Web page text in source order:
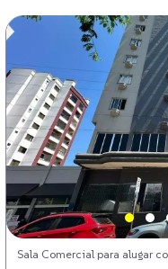
Sala Comercial para alugar